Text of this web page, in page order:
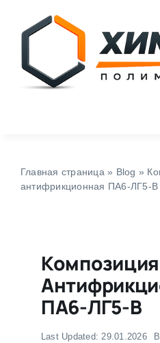
content
Главная страница » Blog »
антифрикционная ПА6-ЛГ5-В
Композиция
ПА6-ЛГ5-В
Last Updated: 29.01.2026